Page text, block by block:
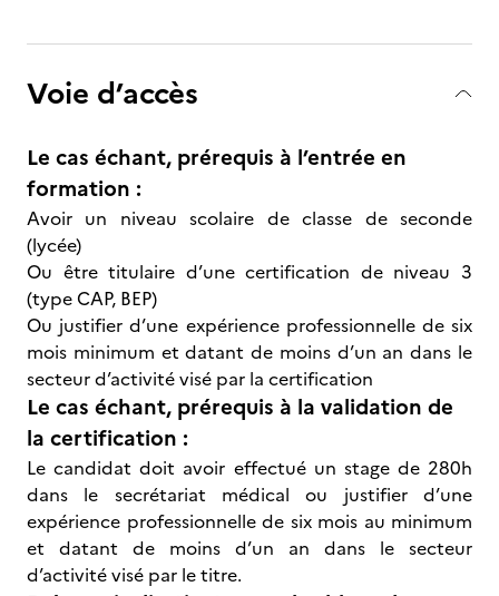
Voie d’accès
Le cas échant, prérequis à l’entrée en
formation :
Avoir un niveau scolaire de classe de seconde
(lycée)
Ou être titulaire d’une certification de niveau 3
(type CAP, BEP)
Ou justifier d’une expérience professionnelle de six
mois minimum et datant de moins d’un an dans le
secteur d’activité visé par la certification
Le cas échant, prérequis à la validation de
la certification :
Le candidat doit avoir effectué un stage de 280h
dans le secrétariat médical ou justifier d’une
expérience professionnelle de six mois au minimum
et datant de moins d’un an dans le secteur
d’activité visé par le titre.